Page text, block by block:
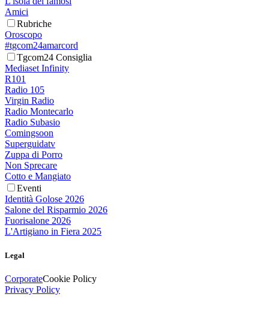
Amici
Rubriche
Oroscopo
#tgcom24amarcord
Tgcom24 Consiglia
Mediaset Infinity
R101
Radio 105
Virgin Radio
Radio Montecarlo
Radio Subasio
Comingsoon
Superguidatv
Zuppa di Porro
Non Sprecare
Cotto e Mangiato
Eventi
Identità Golose 2026
Salone del Risparmio 2026
Fuorisalone 2026
L'Artigiano in Fiera 2025
Legal
CorporateCookie Policy
Privacy Policy